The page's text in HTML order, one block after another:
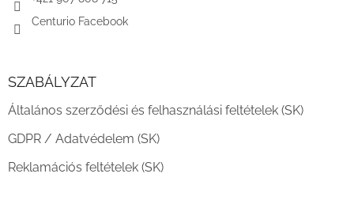
Centurio Facebook
SZABÁLYZAT
Általános szerződési és felhasználási feltételek (SK)
GDPR / Adatvédelem (SK)
Reklamációs feltételek (SK)